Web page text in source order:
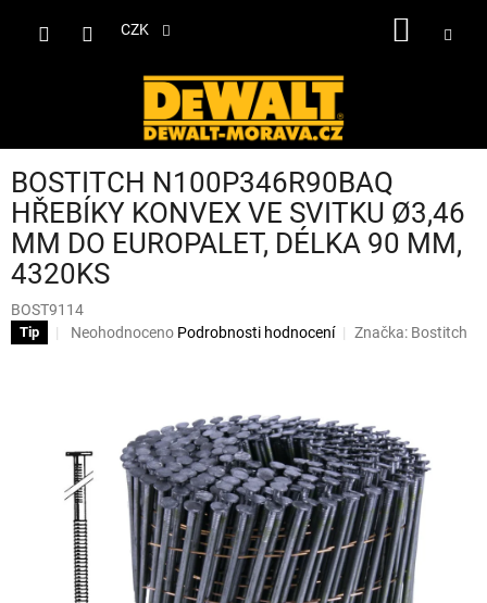
CZK
BOSTITCH N100P346R90BAQ
HŘEBÍKY KONVEX VE SVITKU Ø3,46
MM DO EUROPALET, DÉLKA 90 MM,
4320KS
BOST9114
Tip
Průměrné
5
hvězdiček.
Neohodnoceno Podrobnosti hodnocení Značka: Bostitch